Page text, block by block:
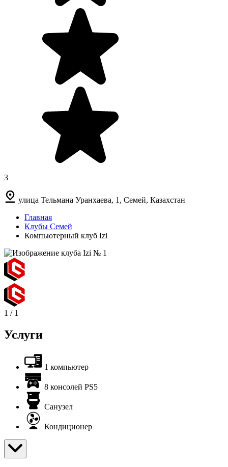
3
улица Тельмана Уранхаева, 1, Семей, Казахстан
Главная
Клубы Семей
Компьютерный клуб Izi
1 / 1
Услуги
1 компьютер
8 консолей PS5
Санузел
Кондиционер